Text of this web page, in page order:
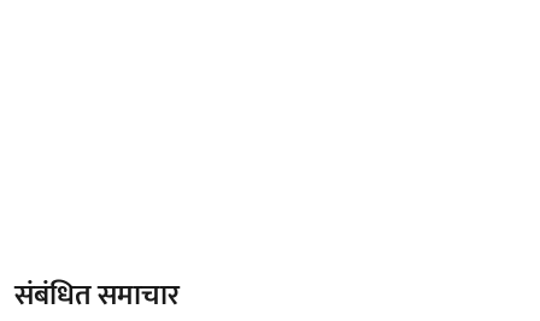
संबंधित समाचार